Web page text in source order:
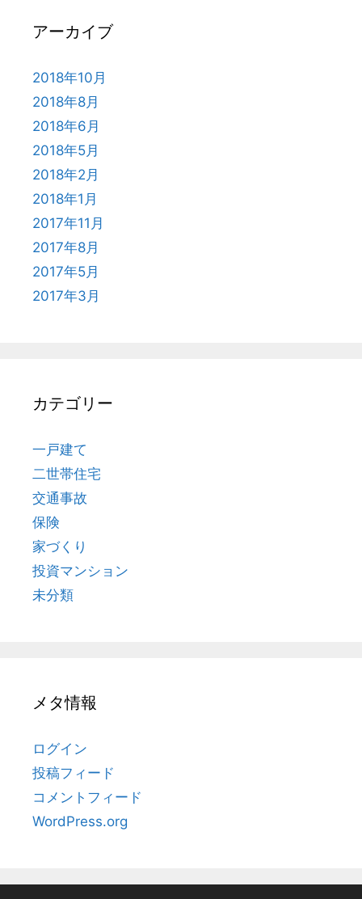
アーカイブ
2018年10月
2018年8月
2018年6月
2018年5月
2018年2月
2018年1月
2017年11月
2017年8月
2017年5月
2017年3月
カテゴリー
一戸建て
二世帯住宅
交通事故
保険
家づくり
投資マンション
未分類
メタ情報
ログイン
投稿フィード
コメントフィード
WordPress.org